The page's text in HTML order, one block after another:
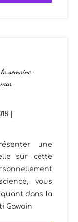
semaine :
une
sur cette
vous
dans la
Gawain